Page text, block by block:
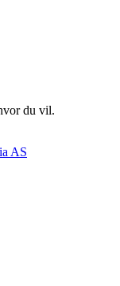
du vil.
AS